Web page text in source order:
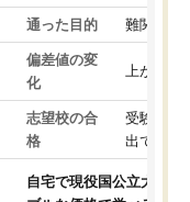
通った目的 難関私立
偏差値の変
化
上がった
志望校の合
格
受験して
出ていな
自宅で現役国公立大学生